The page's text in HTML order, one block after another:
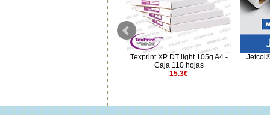
Texprint Supreme 92g Bobina
Texprint XP DT light 105g A4 -
Caja 110 hojas
15.3€